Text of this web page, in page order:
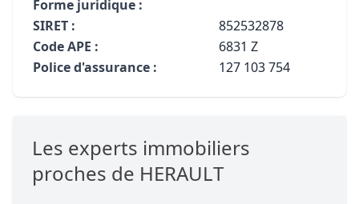
Forme juridique :
SIRET :
852532878
Code APE :
6831 Z
Police d'assurance :
127 103 754
Les experts immobiliers
proches de HERAULT